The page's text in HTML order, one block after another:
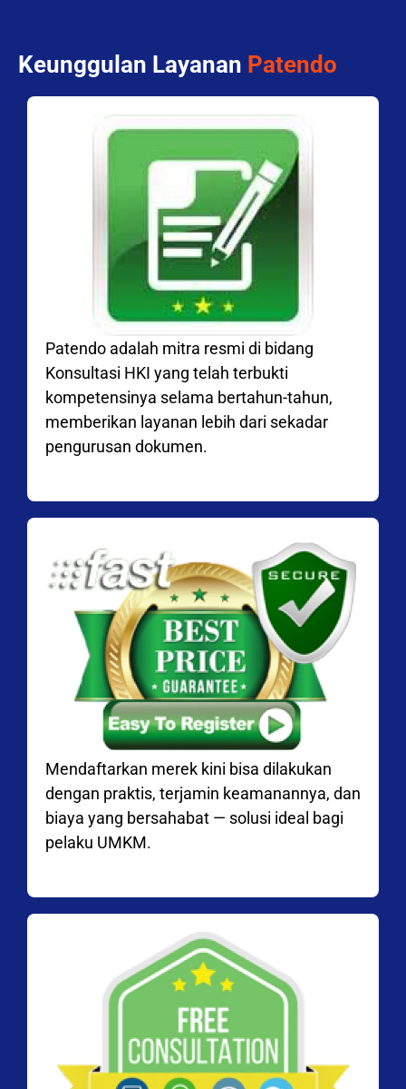
Keunggulan Layanan Patendo
Patendo adalah mitra resmi di bidang
Konsultasi HKI yang telah terbukti
kompetensinya selama bertahun-tahun,
memberikan layanan lebih dari sekadar
pengurusan dokumen.
Mendaftarkan merek kini bisa dilakukan
dengan praktis, terjamin keamanannya, dan
biaya yang bersahabat — solusi ideal bagi
pelaku UMKM.